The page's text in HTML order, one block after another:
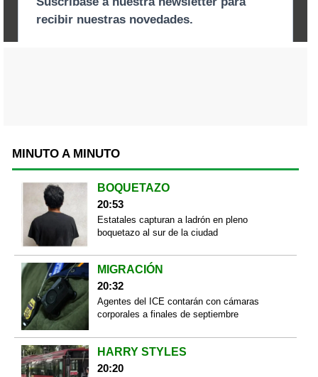
MINUTO A MINUTO
BOQUETAZO
20:53
Estatales capturan a ladrón en pleno
boquetazo al sur de la ciudad
MIGRACIÓN
20:32
Agentes del ICE contarán con cámaras
corporales a finales de septiembre
HARRY STYLES
20:20